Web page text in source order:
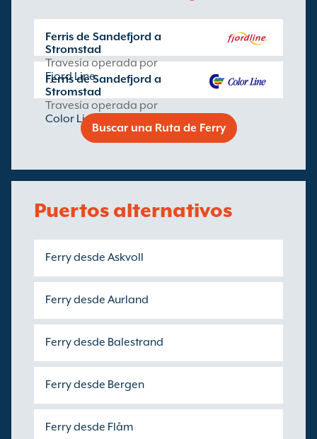
Ferris de Sandefjord a
Stromstad
Travesía operada por
Fjord Line
Ferris de Sandefjord a
Stromstad
Travesía operada por
Color Line
Buscar una Ruta de Ferry
Puertos alternativos
Ferry desde Askvoll
Ferry desde Aurland
Ferry desde Balestrand
Ferry desde Bergen
Ferry desde Flåm